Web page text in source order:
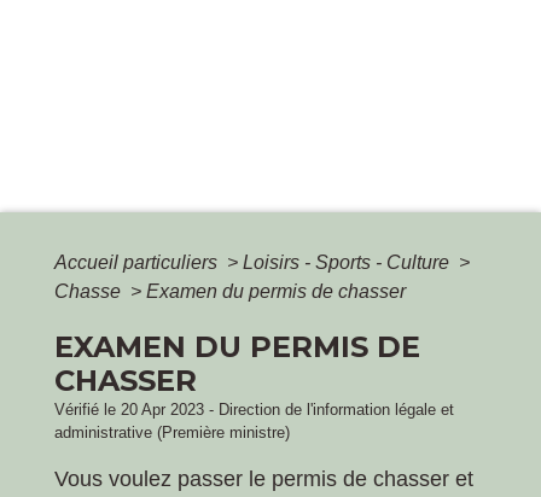
Accueil particuliers > Loisirs - Sports - Culture >
Chasse > Examen du permis de chasser
EXAMEN DU PERMIS DE
CHASSER
Vérifié le 20 Apr 2023 - Direction de l'information légale et
administrative (Première ministre)
Vous voulez passer le permis de chasser et